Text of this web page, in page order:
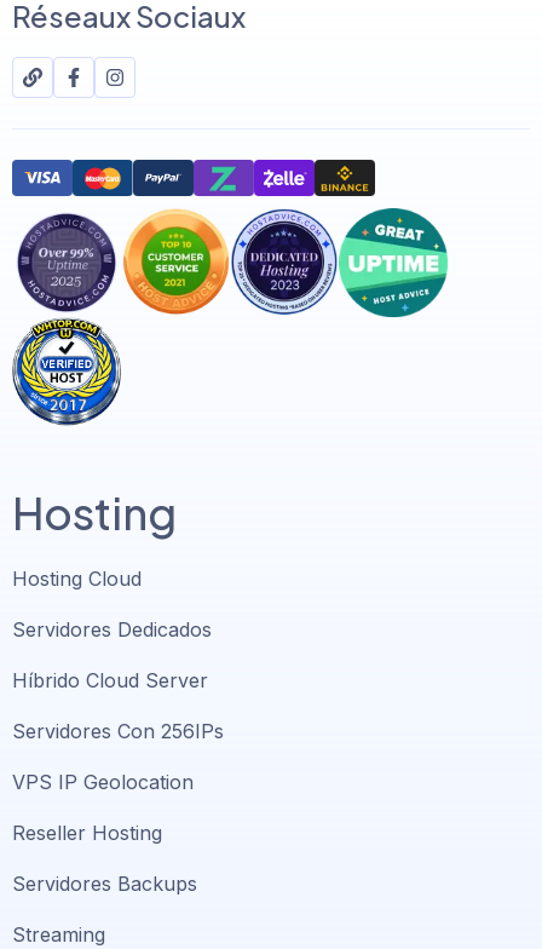
Réseaux Sociaux
Hosting
Hosting Cloud
Servidores Dedicados
Híbrido Cloud Server
Servidores Con 256IPs
VPS IP Geolocation
Reseller Hosting
Servidores Backups
Streaming